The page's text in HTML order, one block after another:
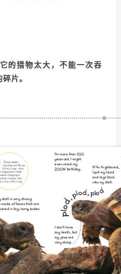
的猎物太大，不能一次吞
片。